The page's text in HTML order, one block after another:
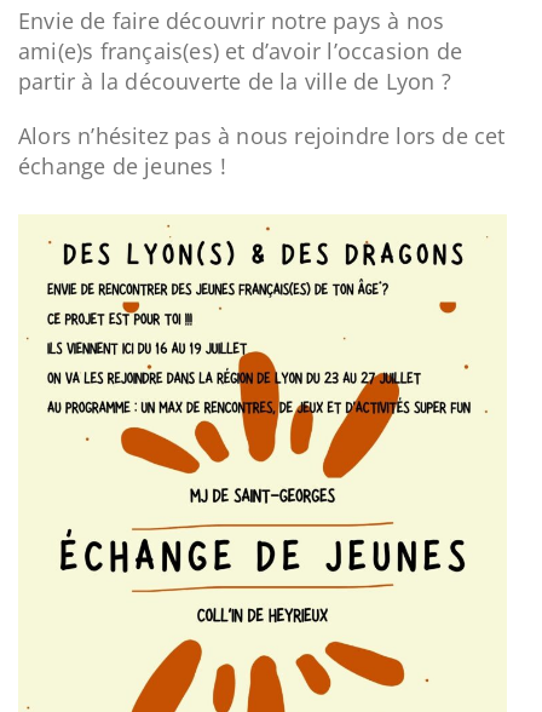
Envie de faire découvrir notre pays à nos
ami(e)s français(es) et d’avoir l’occasion de
partir à la découverte de la ville de Lyon ?
Alors n’hésitez pas à nous rejoindre lors de cet
échange de jeunes !